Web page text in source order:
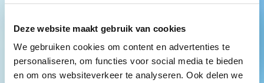
Deze website maakt gebruik van cookies
We gebruiken cookies om content en advertenties te
personaliseren, om functies voor social media te bieden
en om ons websiteverkeer te analyseren. Ook delen we